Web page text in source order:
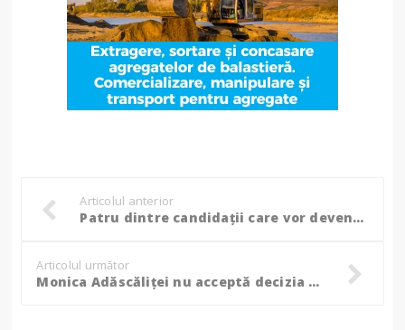
Articolul anterior
Patru dintre candidații care vor deveni magistrați au fost cercetați sau condamnați penal, unul este din Botoșani
Articolul următor
Monica Adăscăliței nu acceptă decizia magistraților suceveni, au depus contestație și procurorii DNA!